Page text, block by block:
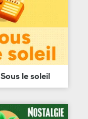
Sous le soleil